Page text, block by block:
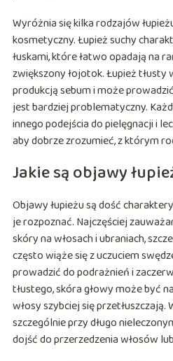
Wyróżnia się kilka rodzajów
kosmetyczny. Łupież suchy
łuskami, które łatwo opadają na
zwiększony łojotok. Łupież tłusty
produkcją sebum i może
jest bardziej problematyczny.
innego podejścia do pielęgnacji i
aby dobrze zrozumieć, z którym
Jakie są objawy
Objawy łupieżu są dość
je rozpoznać. Najczęściej
skóry na włosach i ubraniach,
często wiąże się z uczuciem
prowadzić do podrażnień i
tłustego, skóra głowy może być
włosy szybciej się przetłuszczają.
szczególnie przy długo
dojść do przerzedzenia włosów